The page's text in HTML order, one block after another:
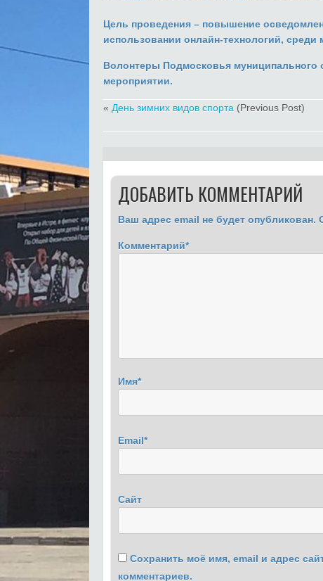
Цель проведения – повышение
использовании онлайн-технологий, среди
Волонтеры Подмосковья муниципального
мероприятии.
« День зимних видов спорта (Previous Post)
ДОБАВИТЬ КОММЕНТАРИЙ
Ваш адрес email не будет опубликован.
Комментарий*
Имя*
Email*
Сайт
Сохранить моё имя, email и адрес
комментариев.